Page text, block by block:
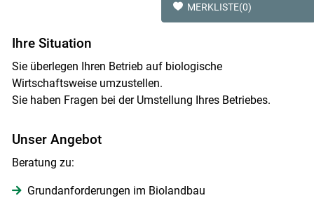
MERKLISTE(0)
Ihre Situation
Sie überlegen Ihren Betrieb auf biologische
Wirtschaftsweise umzustellen.
Sie haben Fragen bei der Umstellung Ihres Betriebes.
Unser Angebot
Beratung zu:
Grundanforderungen im Biolandbau